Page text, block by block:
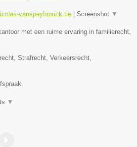
vanspeybrouck.be Screenshot ▼
met een ruime ervaring in familierecht,
Strafrecht, Verkeersrecht,
▼